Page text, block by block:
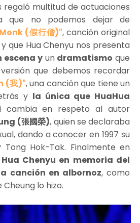
regaló multitud de actuaciones
que no podemos dejar de
(假行僧)", canción original
y que Hua Chenyu nos presenta
escena y undramatismo que
que debemos recordar
(我)", una canción que tiene un
y la única que HuaHua
cambia en respeto al autor
(張國榮), quien se declaraba
dando a conocer en 1997 su
Hok-Tak. Finalmente en
Hua Chenyu en memoria del
canción en albornoz, como
lo hizo.